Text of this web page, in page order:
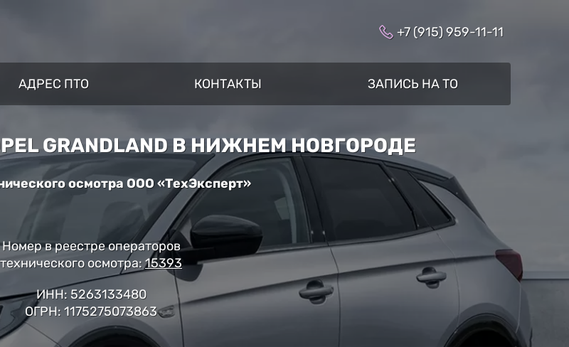
+7 (915) 959-11-11
АДРЕС ПТО КОНТАКТЫ ЗАПИСЬ НА ТО
GRANDLAND В НИЖНЕМ НОВГОРОДЕ
осмотра ООО «ТехЭксперт»
Номер в реестре операторов
технического осмотра:15393
ИНН: 5263133480
ОГРН: 1175275073863